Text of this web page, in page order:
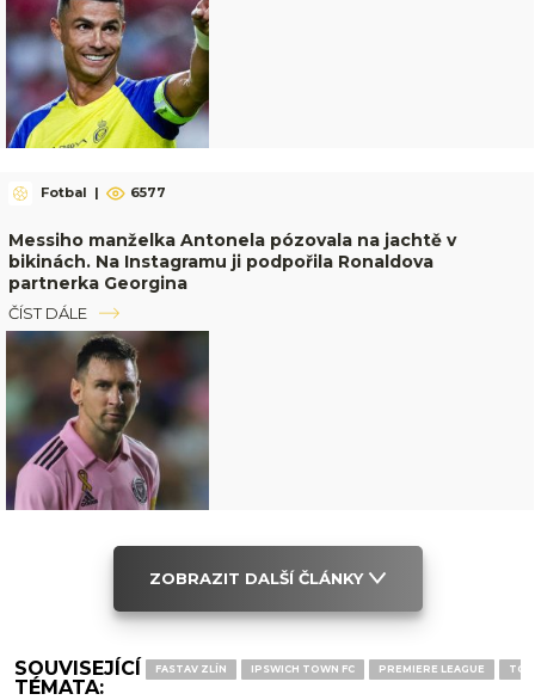
Fotbal | 6577
Messiho manželka Antonela pózovala na jachtě v
bikinách. Na Instagramu ji podpořila Ronaldova
partnerka Georgina
ČÍST DÁLE
ZOBRAZIT DALŠÍ ČLÁNKY
SOUVISEJÍCÍ
TÉMATA:
FASTAV ZLÍN IPSWICH TOWN FC PREMIERE LEAGUE